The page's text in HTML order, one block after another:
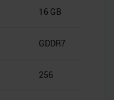
16 GB
GDDR7
256